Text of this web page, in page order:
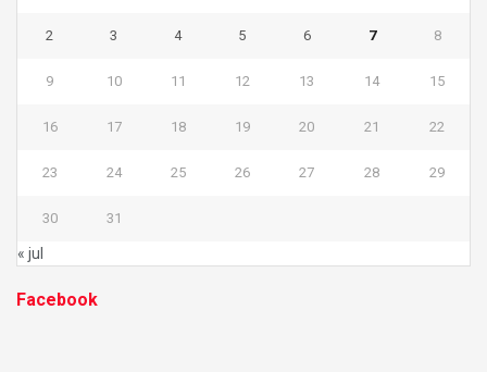
2 3 4 5 6 7 8
9 10 11 12 13 14 15
16 17 18 19 20 21 22
23 24 25 26 27 28 29
30 31
« jul
Facebook